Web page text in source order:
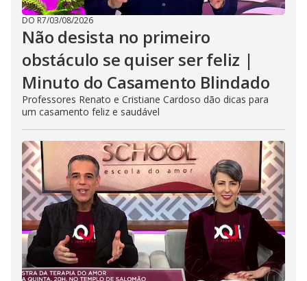
DO R7/03/08/2026
Não desista no primeiro
obstáculo se quiser ser feliz |
Minuto do Casamento Blindado
Professores Renato e Cristiane Cardoso dão dicas para
um casamento feliz e saudável